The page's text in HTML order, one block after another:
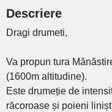
Descriere
Dragi drumeti,
Va propun tura
(1600m altitudine).
Este drumeție de
răcoroase și poieni